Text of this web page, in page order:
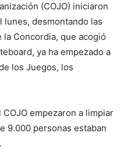
(COJO) iniciaron
lunes, desmontando las
la Concordia, que acogió
ya ha empezado a
los Juegos, los
empezaron a limpiar
9.000 personas estaban